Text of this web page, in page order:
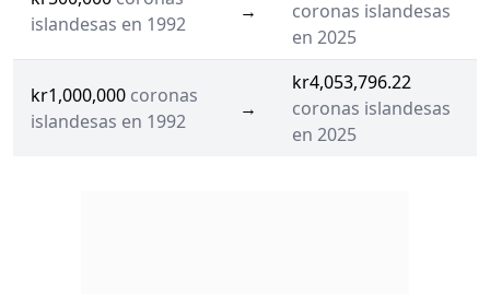
islandesas en 1992
→
coronas islandesas
en 2025
kr1,000,000 coronas
islandesas en 1992
→
kr4,053,796.22
coronas islandesas
en 2025